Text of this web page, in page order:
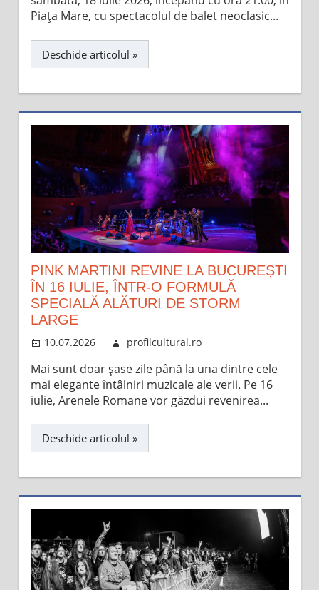
Piața Mare, cu spectacolul de balet neoclasic...
Deschide articolul »
PINK MARTINI REVINE LA BUCUREȘTI
ÎN 16 IULIE, ÎNTR-O FORMULĂ
SPECIALĂ ALĂTURI DE STORM
LARGE
10.07.2026 profilcultural.ro
Mai sunt doar șase zile până la una dintre cele
mai elegante întâlniri muzicale ale verii. Pe 16
iulie, Arenele Romane vor găzdui revenirea...
Deschide articolul »